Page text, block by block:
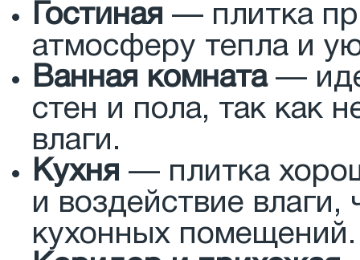
Гостиная — плитка
атмосферу тепла и
Ванная комната—
стен и пола, так как
влаги.
Кухня — плитка
и воздействие
кухонных помещений.